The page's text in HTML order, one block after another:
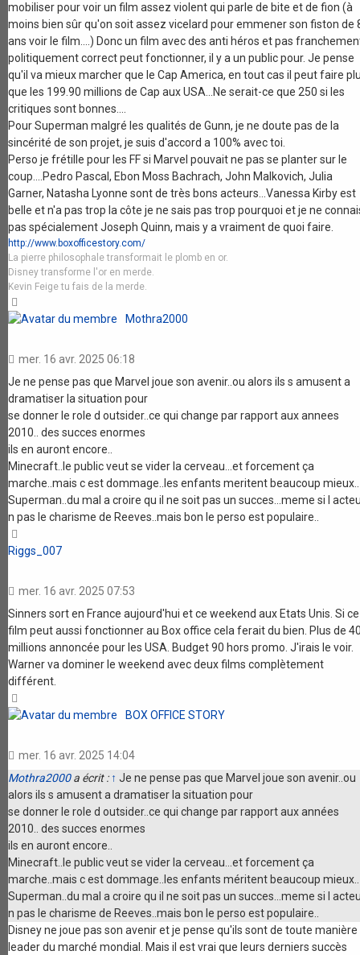
mobiliser pour voir un film assez violent qui parle de bite et de fion (à
moins bien sûr qu'on soit assez vicelard pour emmener son fiston de
ans voir le film....) Donc un film avec des anti héros et pas
politiquement correct peut fonctionner, il y a un public pour. Je pense
qu'il va mieux marcher que le Cap America, en tout cas il peut faire
que les 199.90 millions de Cap aux USA...Ne serait-ce que 250 si les
critiques sont bonnes....
Pour Superman malgré les qualités de Gunn, je ne doute pas de la
sincérité de son projet, je suis d'accord a 100% avec toi.
Perso je frétille pour les FF si Marvel pouvait ne pas se planter sur le
coup....Pedro Pascal, Ebon Moss Bachrach, John Malkovich, Julia
Garner, Natasha Lyonne sont de très bons acteurs...Vanessa Kirby est
belle et n'a pas trop la côte je ne sais pas trop pourquoi et je ne
pas spécialement Joseph Quinn, mais y a vraiment de quoi faire.
http://www.boxofficestory.com/
La pierre philosophale transformait le plomb en or.
Disney transforme l'or en merde.
Kevin Feige tu fais de la merde.
Mothra2000
mer. 16 avr. 2025 06:18
Je ne pense pas que Marvel joue son avenir..ou alors ils s amusent a
dramatiser la situation pour
se donner le role d outsider..ce qui change par rapport aux annees
2010.. des succes enormes
ils en auront encore..
Minecraft..le public veut se vider la cerveau...et forcement ça
marche..mais c est dommage..les enfants meritent beaucoup mieux..
Superman..du mal a croire qu il ne soit pas un succes...meme si l
n pas le charisme de Reeves..mais bon le perso est populaire..
Riggs_007
mer. 16 avr. 2025 07:53
Sinners sort en France aujourd'hui et ce weekend aux Etats Unis. Si ce
film peut aussi fonctionner au Box office cela ferait du bien. Plus de
millions annoncée pour les USA. Budget 90 hors promo. J'irais le voir.
Warner va dominer le weekend avec deux films complètement
différent.
BOX OFFICE STORY
mer. 16 avr. 2025 14:04
Mothra2000a écrit : ↑ Je ne pense pas que Marvel joue son avenir..ou
alors ils s amusent a dramatiser la situation pour
se donner le role d outsider..ce qui change par rapport aux années
2010.. des succes enormes
ils en auront encore..
Minecraft..le public veut se vider la cerveau...et forcement ça
marche..mais c est dommage..les enfants méritent beaucoup mieux..
Superman..du mal a croire qu il ne soit pas un succes...meme si l
n pas le charisme de Reeves..mais bon le perso est populaire..
Disney ne joue pas son avenir et je pense qu'ils sont de toute manière
leader du marché mondial. Mais il est vrai que leurs derniers succès